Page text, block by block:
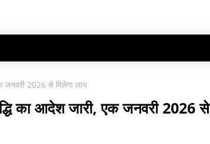
जनवरी 2026 से मिलेगा लाभ
का आदेश जारी, एक जनवरी 2026 से